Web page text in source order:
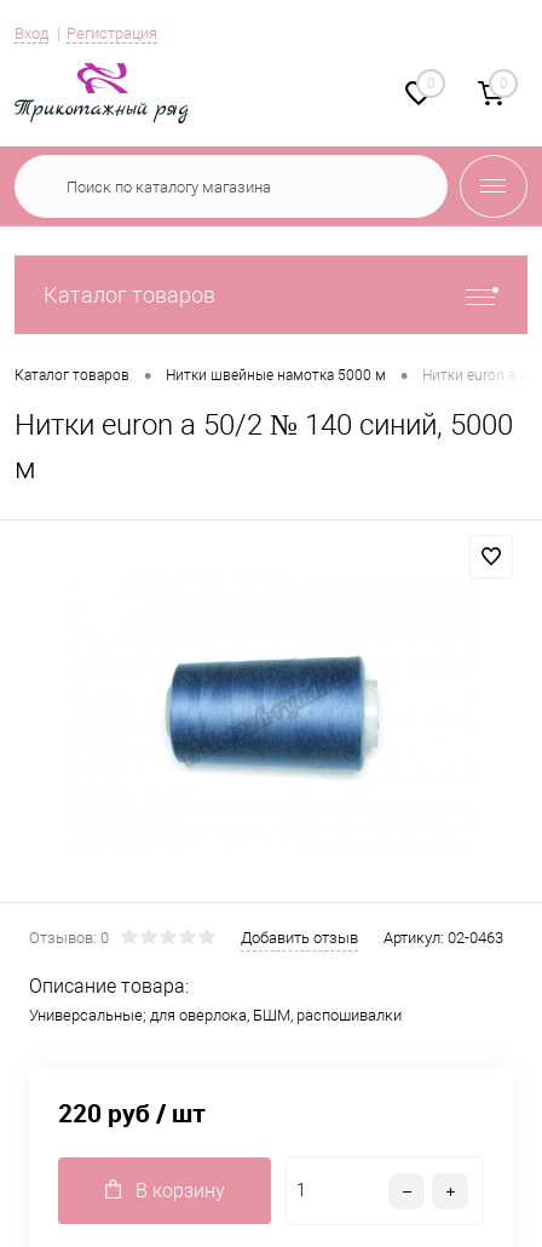
Вход Регистрация
0 0
Каталог товаров
Каталог товаров • Нитки швейные намотка 5000 м • Нитки euron a
Нитки euron a 50/2 № 140 синий, 5000
м
Отзывов: 0 Добавить отзыв Артикул: 02-0463
Описание товара:
Универсальные; для оверлока, БШМ, распошивалки
220 руб/ шт
В корзину